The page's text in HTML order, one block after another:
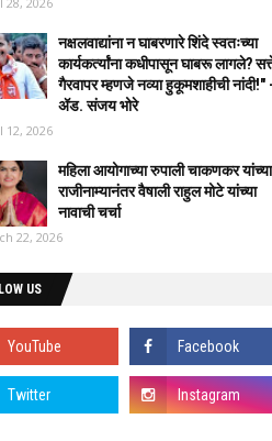
नक्षलवाद्यांना न घाबरणारे शिंदे स्वतःच्या
कार्यकर्त्यांना कधीपासून घाबरू लागले?
गैरवापर म्हणजे नव्या हुकूमशाहीची नांदी!" -
ॲड. संजय भोरे
12, 2026
महिला आयोगाच्या रुपाली चाकणकर यांच्या
राजीनाम्यानंतर वैषाली राहुल मोटे यांच्या
नावाची चर्चा
22, 2026
US